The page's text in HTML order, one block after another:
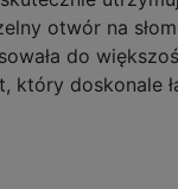
otwór na
do
który doskonale